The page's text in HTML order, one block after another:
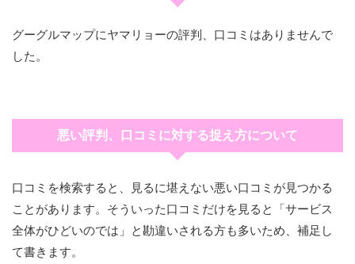
グーグルマップにヤマリョーの評判、口コミはありませんで
した。
悪い評判、口コミに対する捉え方について
口コミを検索すると、見るに堪えない悪い口コミが見つかる
ことがあります。そういった口コミだけを見ると「サービス
全体がひどいのでは」と勘違いされる方も多いため、補足し
て書きます。